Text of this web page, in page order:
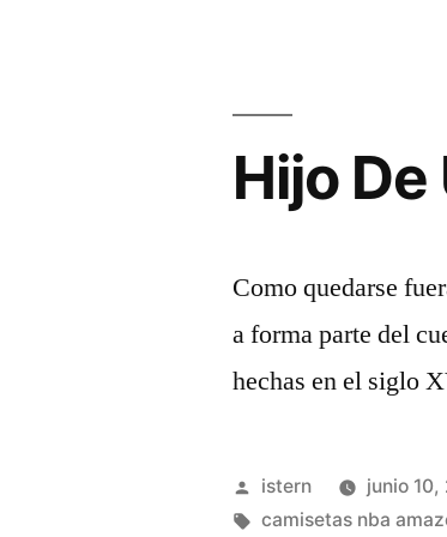
Hijo
Como quedarse
a forma parte del
hechas en el siglo
Publicado
por
istern junio 10,
Etiquetas:
camisetas nba